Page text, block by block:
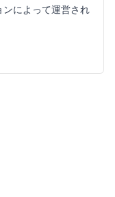
によって運営され